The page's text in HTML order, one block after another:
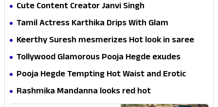
Cute Content Creator Janvi Singh
Tamil Actress Karthika Drips With Glam
Keerthy Suresh mesmerizes Hot look in saree
Tollywood Glamorous Pooja Hegde exudes
Hotness
Pooja Hegde Tempting Hot Waist and Erotic
Expression in Black Saree
Rashmika Mandanna looks red hot